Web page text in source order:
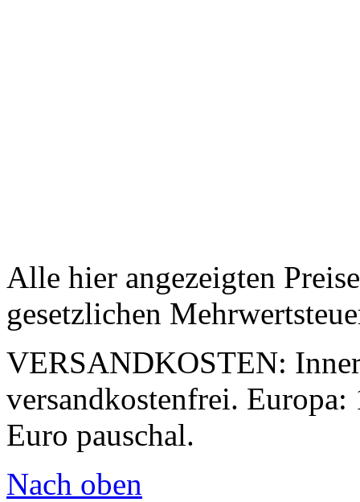
Alle hier angezeigten
gesetzlichen
VERSANDKOSTEN:
versandkostenfrei.
Euro pauschal.
Nach oben